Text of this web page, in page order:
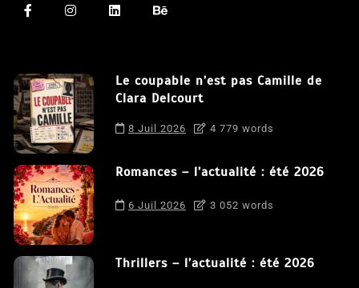
Le coupable n’est pas Camille de
Clara Delcourt
8 Juil 2026 4 779 words
Romances – l’actualité : été 2026
6 Juil 2026 3 052 words
Thrillers – l’actualité : été 2026